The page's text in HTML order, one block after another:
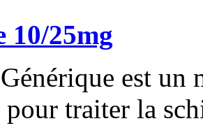
10/25mg
est un
traiter la